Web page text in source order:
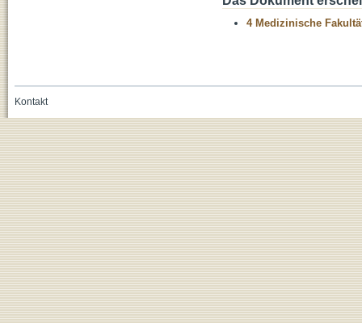
4 Medizinische
Kontakt